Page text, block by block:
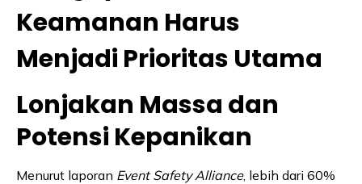
Keamanan Harus
Menjadi Prioritas Utama
Lonjakan Massa dan
Potensi Kepanikan
Menurut laporan Event Safety Alliance, lebih dari 60%